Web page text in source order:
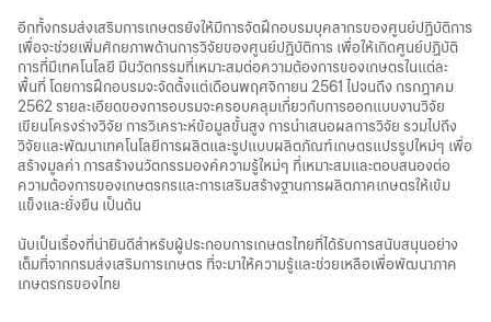
อีกทั้งกรมส่งเสริมการเกษตรยังให้มีการจัดฝึกอบรมบุคลากรของศูนย์ปฏิบัติการ
เพื่อจะช่วยเพิ่มศักยภาพด้านการวิจัยของศูนย์ปฏิบัติการ เพื่อให้เกิดศูนย์ปฏิบัติ
การที่มีเทคโนโลยี มีนวัตกรรมที่เหมาะสมต่อความต้องการของเกษตรในแต่ละ
พื้นที่ โดยการฝึกอบรมจะจัดตั้งแต่เดือนพฤศจิกายน 2561 ไปจนถึง กรกฎาคม
2562 รายละเอียดของการอบรมจะครอบคลุมเกี่ยวกับการออกแบบงานวิจัย
เขียนโครงร่างวิจัย การวิเคราะห์ข้อมูลขั้นสูง การนำเสนอผลการวิจัย รวมไปถึง
วิจัยและพัฒนาเทคโนโลยีการผลิตและรูปแบบผลิตภัณฑ์เกษตรแปรรูปใหม่ๆ เพื่อ
สร้างมูลค่า การสร้างนวัตกรรมองค์ความรู้ใหม่ๆ ที่เหมาะสมและตอบสนองต่อ
ความต้องการของเกษตรกรและการเสริมสร้างฐานการผลิตภาคเกษตรให้เข้ม
แข็งและยั่งยืน เป็นต้น
นับเป็นเรื่องที่น่ายินดีสำหรับผู้ประกอบการเกษตรไทยที่ได้รับการสนับสนุนอย่าง
เต็มที่จากกรมส่งเสริมการเกษตร ที่จะมาให้ความรู้และช่วยเหลือเพื่อพัฒนาภาค
เกษตรกรของไทย